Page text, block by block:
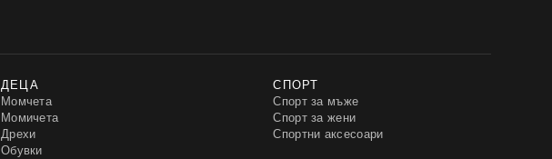
ДЕЦА
Момчета
Момичета
Дрехи
Обувки
СПОРТ
Спорт за мъже
Спорт за жени
Спортни аксесоари